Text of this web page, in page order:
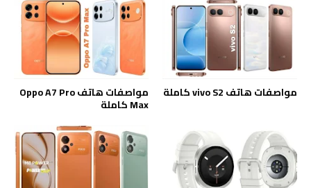
مواصفات هاتف vivo S2 كاملة مواصفات هاتف Oppo A7 Pro
Max كاملة